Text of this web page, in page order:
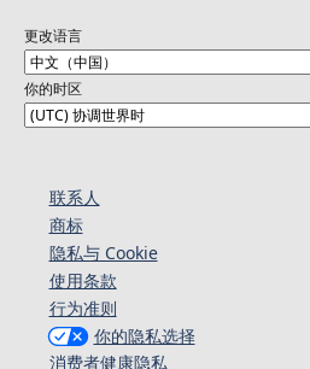
更改语言
你的时区
联系人
商标
隐私与 Cookie
使用条款
行为准则
你的隐私选择
消费者健康隐私